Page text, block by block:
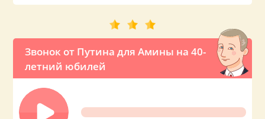
Звонок от Путина для Амины на 40-
летний юбилей